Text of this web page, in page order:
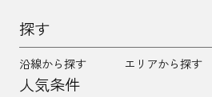
探す
沿線から探す エリアから探す
人気条件